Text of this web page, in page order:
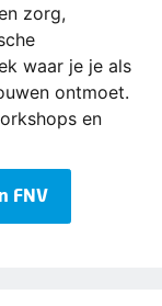
zorg,
waar je je als
ontmoet.
en
FNV